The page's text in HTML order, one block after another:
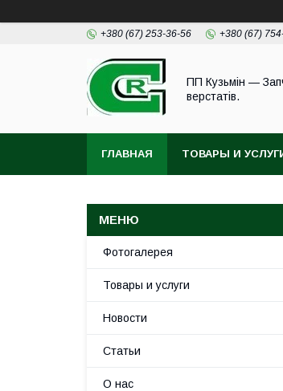
+380 (67) 253-36-56 +380 (67)
ПП Кузьмін —
верстатів.
ГЛАВНАЯ ТОВАРЫ И
Фотогалерея
Товары и услуги
Новости
Статьи
О нас